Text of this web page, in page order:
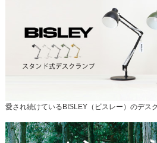
愛され続けているBISLEY（ビスレー）のデス